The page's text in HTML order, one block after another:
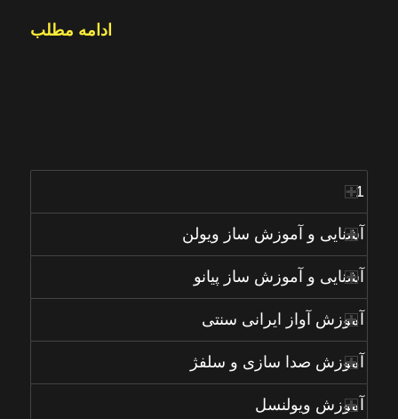
ادامه مطلب
1
آشنایی و آموزش ساز ویولن
آشنایی و آموزش ساز پیانو
آموزش آواز ایرانی سنتی
آموزش صدا سازی و سلفژ
آموزش ویولنسل